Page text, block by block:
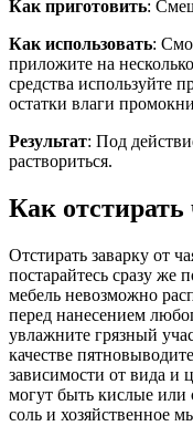
Как приготовить:
Как использовать:
приложите на
средства используйте
остатки влаги
Результат: Под
раствориться.
Как отстирать
Отстирать заварку от
постарайтесь сразу же
мебель невозможно
перед нанесением
увлажните грязный
качестве
зависимости от вида и
могут быть кислые или
соль и хозяйственное